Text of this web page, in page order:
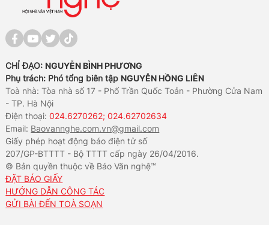
CHỈ ĐẠO: NGUYỄN BÌNH PHƯƠNG
Phụ trách: Phó tổng biên tập NGUYỄN HỒNG LIÊN
Toà nhà: Tòa nhà số 17 - Phố Trần Quốc Toản - Phường Cửa Nam
- TP. Hà Nội
Điện thoại:024.6270262; 024.62702634
Email: Baovannghe.com.vn@gmail.com
Giấy phép hoạt động báo điện tử số
207/GP-BTTTT - Bộ TTTT cấp ngày 26/04/2016.
© Bản quyền thuộc về Báo Văn nghệ™
ĐẶT BÁO GIẤY
HƯỚNG DẪN CÔNG TÁC
GỬI BÀI ĐẾN TOÀ SOẠN